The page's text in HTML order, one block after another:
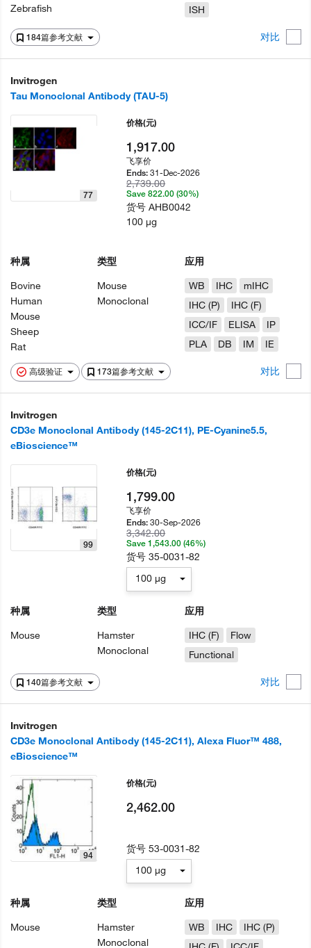
184篇参考文献 对比
Zebrafish
ISH
Invitrogen
Tau Monoclonal Antibody (TAU-5)
高级验证 173篇参考文献 对比
77
种属
Bovine
Human
Mouse
Sheep
Rat
类型
Mouse
Monoclonal
应用
WB
IHC
mIHC
IHC (P)
IHC (F)
ICC/IF
ELISA
IP
PLA
DB IM IE
价格(元)
1,917.00
飞享价
Ends:31-Dec-2026
2,739.00
Save 822.00 (30%)
货号AHB0042
100 µg
Invitrogen
CD3e Monoclonal Antibody (145-2C11), PE-Cyanine5.5,
eBioscience™
140篇参考文献 对比
99
种属
Mouse
类型
Hamster
Monoclonal
应用
IHC (F)
Flow
Functional
价格(元)
1,799.00
飞享价
Ends:30-Sep-2026
3,342.00
Save 1,543.00 (46%)
货号35-0031-82
100 µg
Invitrogen
CD3e Monoclonal Antibody (145-2C11), Alexa Fluor™ 488,
eBioscience™
94
种属
Mouse
类型
Hamster
Monoclonal
应用
WB
IHC
IHC (P)
价格(元)
2,462.00
货号53-0031-82
100 µg